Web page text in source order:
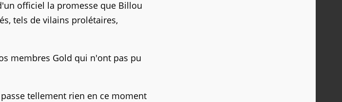
officiel la promesse que Billou
tels de vilains prolétaires,
membres Gold qui n'ont pas pu
tellement rien en ce moment